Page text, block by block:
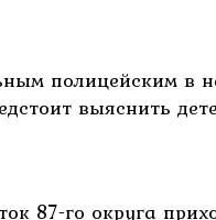
полицейским в
выяснить
87-го округа